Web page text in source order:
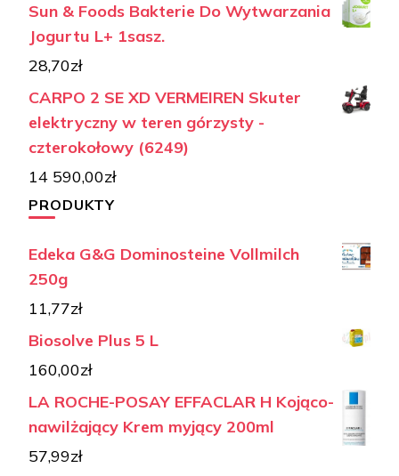
Sun & Foods Bakterie Do Wytwarzania
Jogurtu L+ 1sasz.
28,70zł
CARPO 2 SE XD VERMEIREN Skuter
elektryczny w teren górzysty -
czterokołowy (6249)
14 590,00zł
PRODUKTY
Edeka G&G Dominosteine Vollmilch
250g
11,77zł
Biosolve Plus 5 L
160,00zł
LA ROCHE-POSAY EFFACLAR H Kojąco-
nawilżający Krem myjący 200ml
57,99zł